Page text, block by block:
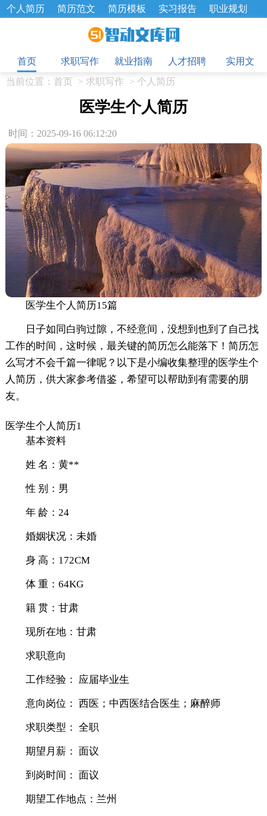
个人简历 简历范文 简历模板 实习报告
职业规划
招聘选拔 绩效考核 企业文化
工作总结
辞职报告
首页
求职写作 就业指南 人才招聘
实用文
当前位置： 首页 > 求职写作 > 个人简历
医学生个人简历
时间：2025-09-16 06:12:20
医学生个人简历15篇
日子如同白驹过隙，不经意间，没想到也到了自己找
工作的时间，这时候，最关键的简历怎么能落下！简历怎
么写才不会千篇一律呢？以下是小编收集整理的医学生个
人简历，供大家参考借鉴，希望可以帮助到有需要的朋
友。
医学生个人简历1
基本资料
姓 名：黄**
性 别：男
年 龄：24
婚姻状况：未婚
身 高：172CM
体 重：64KG
籍 贯：甘肃
现所在地：甘肃
求职意向
工作经验： 应届毕业生
意向岗位： 西医；中西医结合医生；麻醉师
求职类型： 全职
期望月薪： 面议
到岗时间： 面议
期望工作地点：兰州